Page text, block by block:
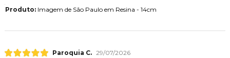
Produto:Imagem de São Paulo em Resina - 14cm
Paroquia C. 29/07/2026